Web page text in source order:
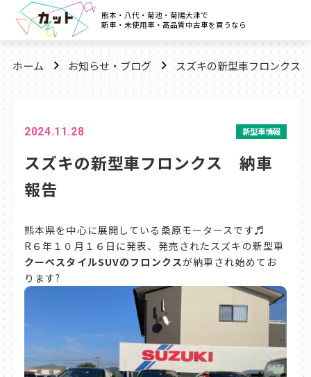
熊本・八代・菊池・菊陽大津で
新車・未使用車・高品質中古車を買うなら
ホーム お知らせ・ブログ スズキの新型車フロンクス
2024.11.28 新型車情報
スズキの新型車フロンクス 納車
報告
熊本県を中心に展開している桑原モータースです♬
R６年１０月１６日に発表、発売されたスズキの新型車
クーペスタイルSUVのフロンクスが納車され始めてお
ります?